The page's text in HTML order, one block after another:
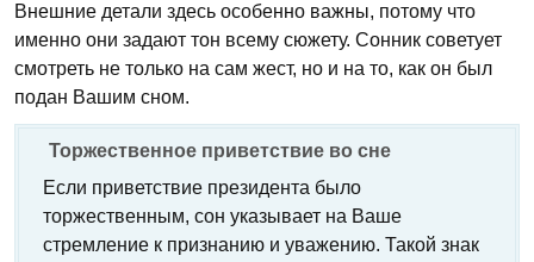
Внешние детали здесь особенно важны, потому что
именно они задают тон всему сюжету. Сонник советует
смотреть не только на сам жест, но и на то, как он был
подан Вашим сном.
Торжественное приветствие во сне
Если приветствие президента было
торжественным, сон указывает на Ваше
стремление к признанию и уважению. Такой знак